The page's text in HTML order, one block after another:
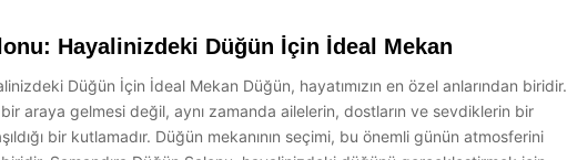
Hayalinizdeki Düğün İçin İdeal Mekan
Düğün İçin İdeal Mekan Düğün, hayatımızın en özel anlarından biridir.
araya gelmesi değil, aynı zamanda ailelerin, dostların ve sevdiklerin bir
bir kutlamadır. Düğün mekanının seçimi, bu önemli günün atmosferini